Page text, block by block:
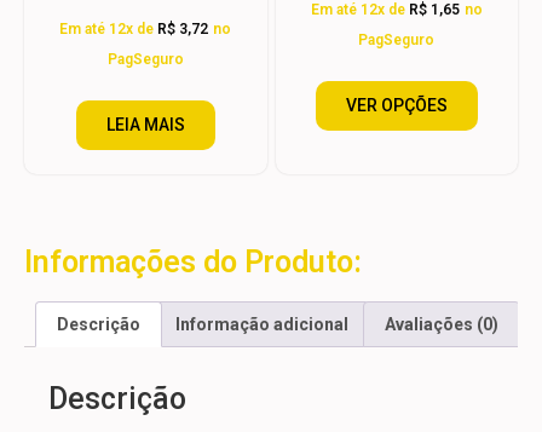
Em até 12x de R$ 3,72 no
PagSeguro
LEIA MAIS
Em até 12x de R$1,65 no
PagSeguro
VER OPÇÕES
Informações do Produto:
Descrição Informação adicional Avaliações (0)
Descrição